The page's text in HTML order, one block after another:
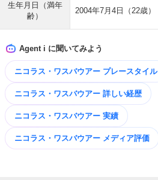
生年月日（満年
齢）
2004年7月4日（22歳）
Agent i に聞いてみよう
ニコラス・ワスバウアー プレースタイル
ニコラス・ワスバウアー 詳しい経歴
ニコラス・ワスバウアー 実績
ニコラス・ワスバウアー メディア評価